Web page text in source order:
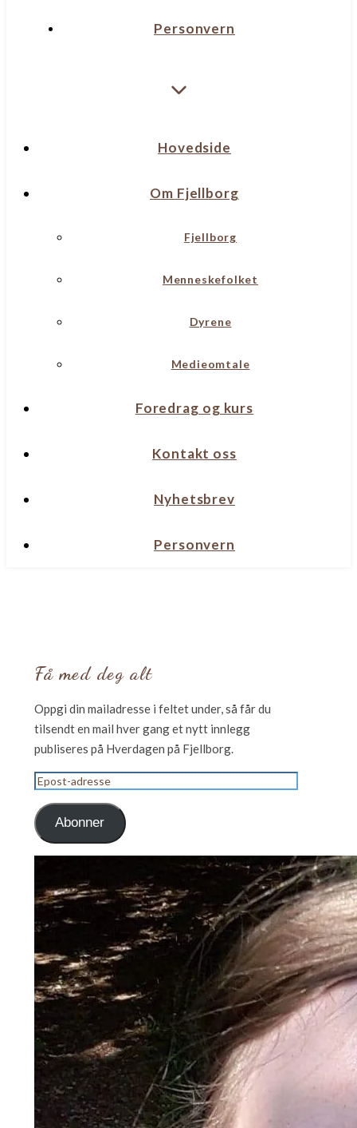
Personvern
Hovedside
Om Fjellborg
Fjellborg
Menneskefolket
Dyrene
Medieomtale
Foredrag og kurs
Kontakt oss
Nyhetsbrev
Personvern
Få med deg alt
Oppgi din mailadresse i feltet under, så får du
tilsendt en mail hver gang et nytt innlegg
publiseres på Hverdagen på Fjellborg.
Epost-
adresse
Abonner